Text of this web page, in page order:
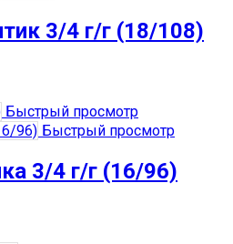
3/4 г/г (18/108)
Быстрый просмотр
Быстрый просмотр
3/4 г/г (16/96)